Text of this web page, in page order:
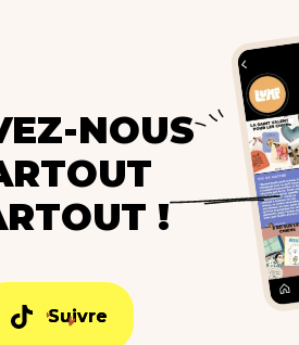
NOUS
!
Suivre
Suivre